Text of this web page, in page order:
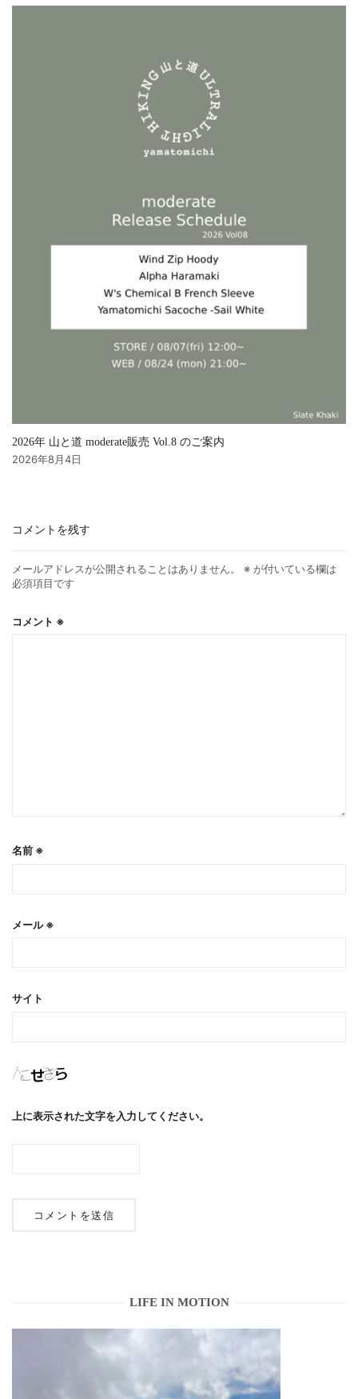
2026年 山と道 moderate販売 Vol.8 のご案内
2026年8月4日
コメントを残す
メールアドレスが公開されることはありません。 ※ が付いている欄は
必須項目です
コメント ※
名前 ※
メール※
サイト
上に表示された文字を入力してください。
LIFE IN MOTION